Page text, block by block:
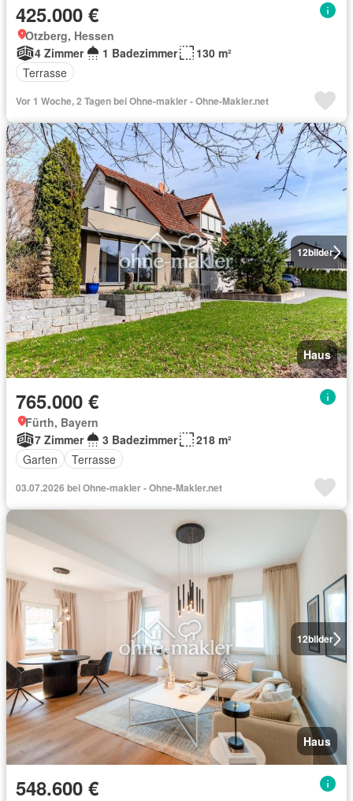
425.000 €
Otzberg, Hessen
4 Zimmer
1 Badezimmer
130 m²
Terrasse
Vor 1 Woche, 2 Tagen bei Ohne-makler - Ohne-Makler.net
12bilder
Haus
765.000 €
Fürth, Bayern
7 Zimmer
3 Badezimmer
218 m²
Garten
Terrasse
03.07.2026 bei Ohne-makler - Ohne-Makler.net
12bilder
Haus
548.600 €